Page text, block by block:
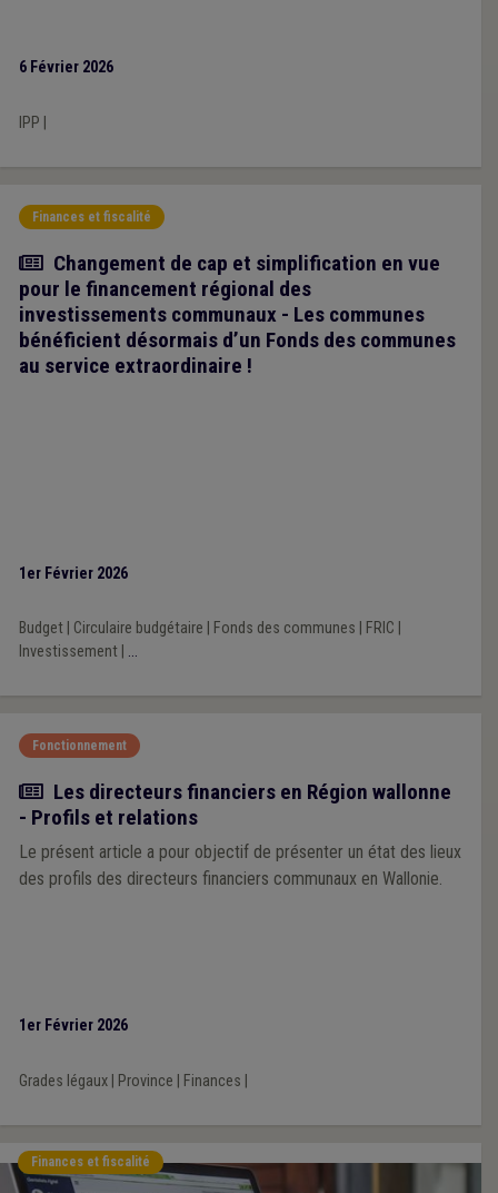
6 Février 2026
IPP
Finances et fiscalité
Article
Changement de cap et simplification en vue
pour le financement régional des
investissements communaux - Les communes
bénéficient désormais d’un Fonds des communes
au service extraordinaire !
1er Février 2026
Budget| Circulaire budgétaire Fonds des communes FRIC
Investissement| ...
Fonctionnement
Article
Les directeurs financiers en Région wallonne
- Profils et relations
Le présent article a pour objectif de présenter un état des lieux
des profils des directeurs financiers communaux en Wallonie.
1er Février 2026
Grades légaux| Province Finances
Finances et fiscalité